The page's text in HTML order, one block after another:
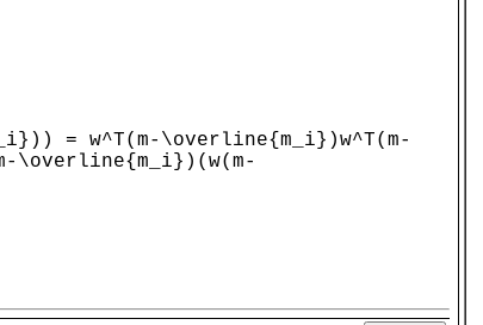
= w^T(m-\overline{m_i})w^T(m-
\overline{m_i})(w(m-